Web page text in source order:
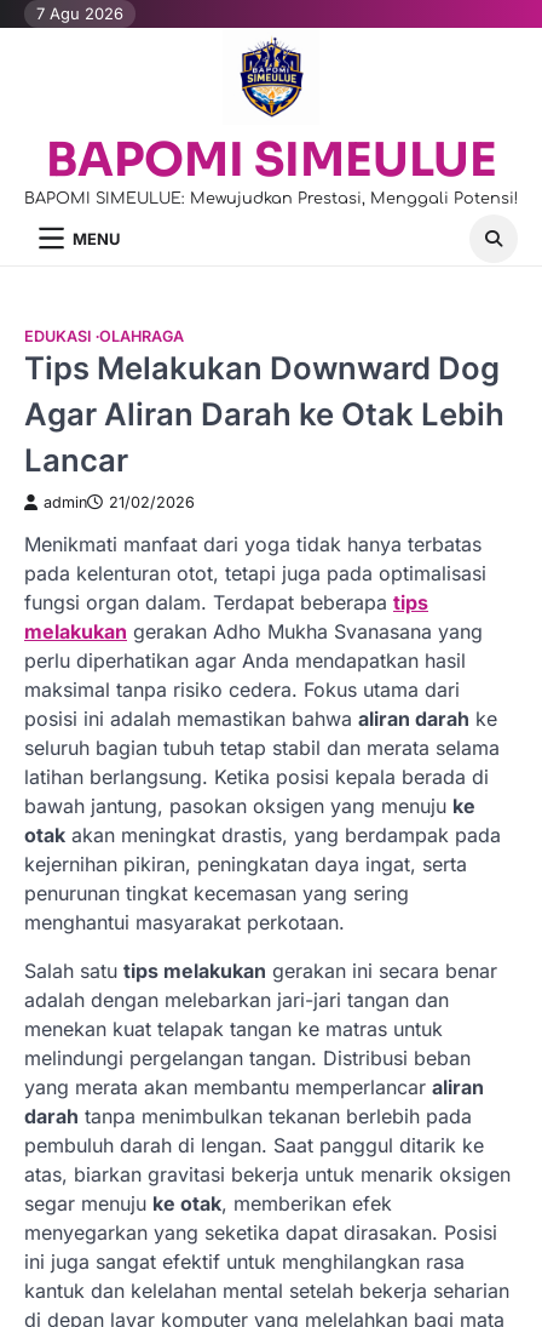
Skip7 Agu 2026
BAPOMI SIMEULUE
BAPOMI SIMEULUE: Mewujudkan Prestasi, Menggali Potensi!
MENU
EDUKASI OLAHRAGA
Tips Melakukan Downward Dog
Agar Aliran Darah ke Otak Lebih
Lancar
admin 21/02/2026
Menikmati manfaat dari yoga tidak hanya terbatas
pada kelenturan otot, tetapi juga pada optimalisasi
fungsi organ dalam. Terdapat beberapa tips
melakukan gerakan Adho Mukha Svanasana yang
perlu diperhatikan agar Anda mendapatkan hasil
maksimal tanpa risiko cedera. Fokus utama dari
posisi ini adalah memastikan bahwa aliran darah ke
seluruh bagian tubuh tetap stabil dan merata selama
latihan berlangsung. Ketika posisi kepala berada di
bawah jantung, pasokan oksigen yang menuju ke
otak akan meningkat drastis, yang berdampak pada
kejernihan pikiran, peningkatan daya ingat, serta
penurunan tingkat kecemasan yang sering
menghantui masyarakat perkotaan.
Salah satu tips melakukan gerakan ini secara benar
adalah dengan melebarkan jari-jari tangan dan
menekan kuat telapak tangan ke matras untuk
melindungi pergelangan tangan. Distribusi beban
yang merata akan membantu memperlancar aliran
darah tanpa menimbulkan tekanan berlebih pada
pembuluh darah di lengan. Saat panggul ditarik ke
atas, biarkan gravitasi bekerja untuk menarik oksigen
segar menuju ke otak, memberikan efek
menyegarkan yang seketika dapat dirasakan. Posisi
ini juga sangat efektif untuk menghilangkan rasa
kantuk dan kelelahan mental setelah bekerja seharian
di depan layar komputer yang melelahkan bagi mata